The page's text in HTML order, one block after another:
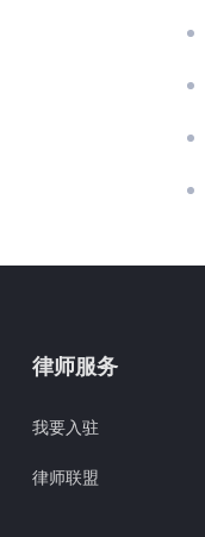
律师服务
我要入驻
律师联盟